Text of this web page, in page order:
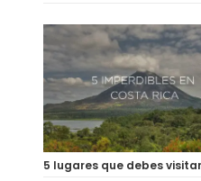
5 lugares que debes